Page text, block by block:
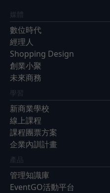
媒體
數位時代
經理人
Shopping Design
創業小聚
未來商務
學習
新商業學校
線上課程
課程團票方案
企業內訓計畫
產品
管理知識庫
EventGO活動平台